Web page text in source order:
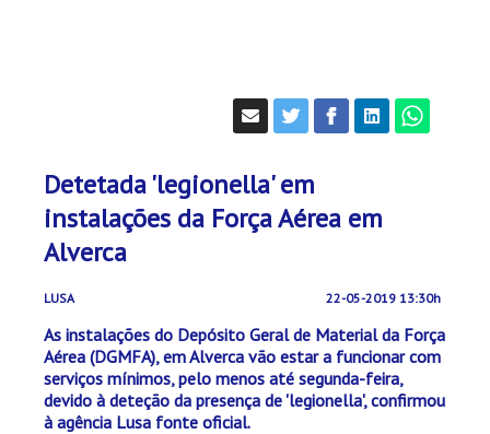
Detetada 'legionella' em
instalações da Força Aérea em
Alverca
LUSA 22-05-2019 13:30h
As instalações do Depósito Geral de Material da Força
Aérea (DGMFA), em Alverca vão estar a funcionar com
serviços mínimos, pelo menos até segunda-feira,
devido à deteção da presença de 'legionella', confirmou
à agência Lusa fonte oficial.